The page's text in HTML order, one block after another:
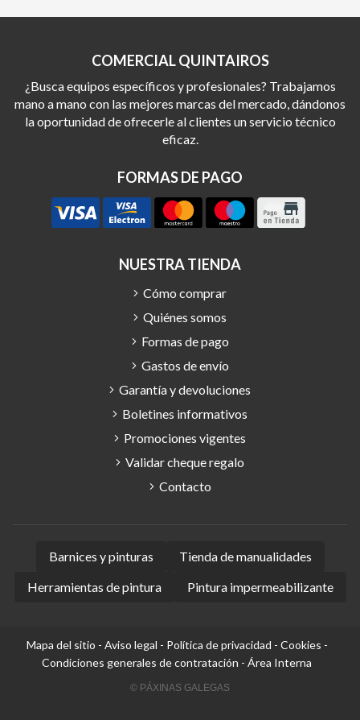
COMERCIAL QUINTAIROS
¿Busca equipos específicos y profesionales? Trabajamos
mano a mano con las mejores marcas del mercado, dándonos
la oportunidad de ofrecerle al clientes un servicio técnico
eficaz.
FORMAS DE PAGO
NUESTRA TIENDA
Cómo comprar
Quiénes somos
Formas de pago
Gastos de envío
Garantía y devoluciones
Boletines informativos
Promociones vigentes
Validar cheque regalo
Contacto
Barnices y pinturas
Tienda de manualidades
Herramientas de pintura
Pintura impermeabilizante
Mapa del sitio - Aviso legal - Política de privacidad - Cookies -
Condiciones generales de contratación - Área Interna
© PÁXINAS GALEGAS